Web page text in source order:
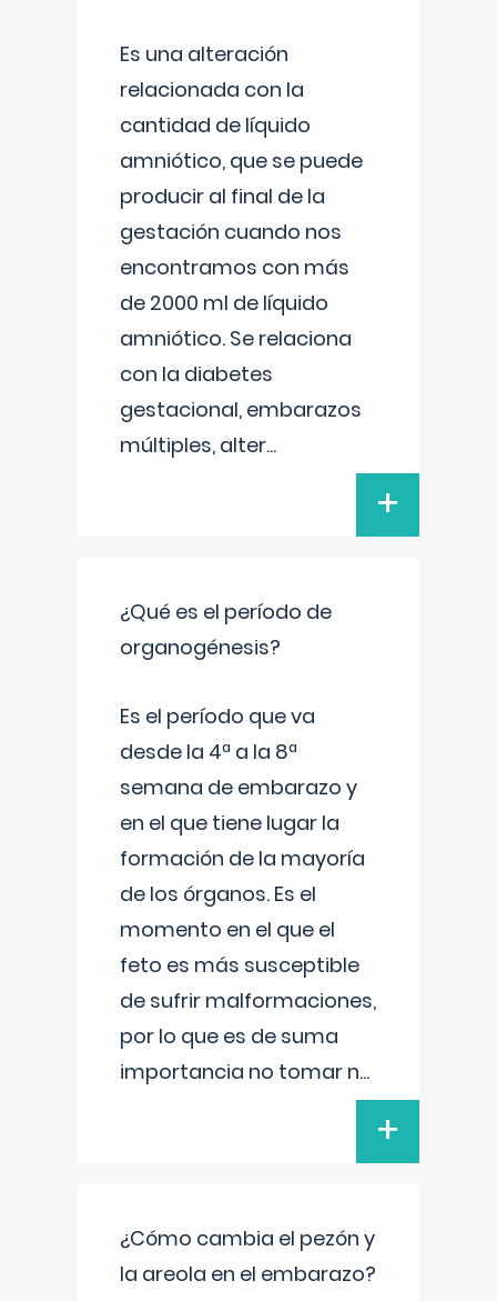
Es una alteración
relacionada con la
cantidad de líquido
amniótico, que se puede
producir al final de la
gestación cuando nos
encontramos con más
de 2000 ml de líquido
amniótico. Se relaciona
con la diabetes
gestacional, embarazos
múltiples, alter...
+
¿Qué es el período de
organogénesis?
Es el período que va
desde la 4ª a la 8ª
semana de embarazo y
en el que tiene lugar la
formación de la mayoría
de los órganos. Es el
momento en el que el
feto es más susceptible
de sufrir malformaciones,
por lo que es de suma
importancia no tomar n...
+
¿Cómo cambia el pezón y
la areola en el embarazo?